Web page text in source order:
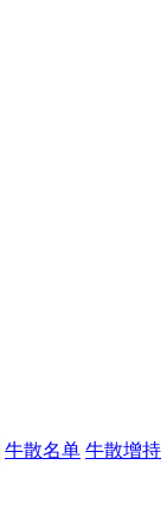
牛散名单 牛散增持